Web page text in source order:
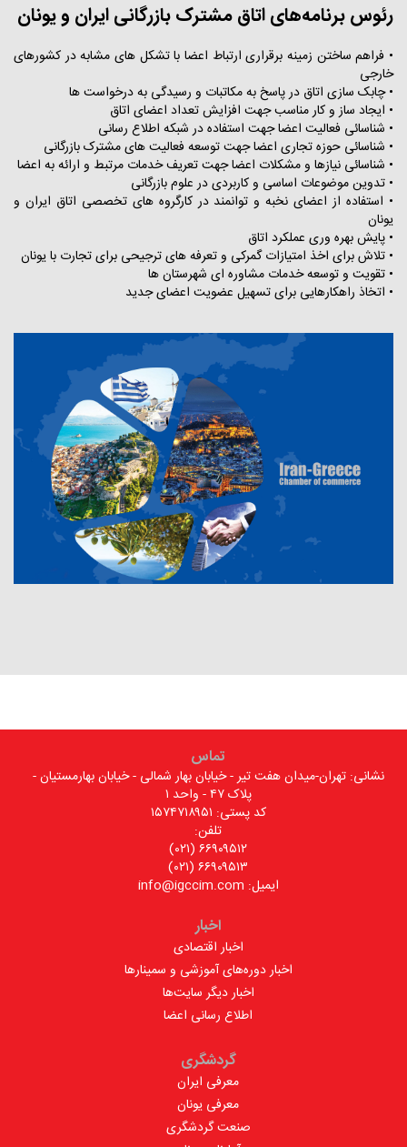
رئوس برنامه‌های اتاق مشترک بازرگانی ایران و یونان
• فراهم ساختن زمینه برقراری ارتباط اعضا با تشکل های مشابه در کشورهای
خارجی
• چابک سازی اتاق در پاسخ به مکاتبات و رسیدگی به درخواست ها
• ایجاد ساز و کار مناسب جهت افزایش تعداد اعضای اتاق
• شناسائی فعالیت اعضا جهت استفاده در شبکه اطلاع رسانی
• شناسائی حوزه تجاری اعضا جهت توسعه فعالیت های مشترک بازرگانی
• شناسائی نیازها و مشکلات اعضا جهت تعریف خدمات مرتبط و ارائه به اعضا
• تدوین موضوعات اساسی و کاربردی در علوم بازرگانی
• استفاده از اعضای نخبه و توانمند در کارگروه های تخصصی اتاق ایران و
یونان
• پایش بهره وری عملکرد اتاق
• تلاش برای اخذ امتیازات گمرکی و تعرفه های ترجیحی برای تجارت با یونان
• تقویت و توسعه خدمات مشاوره ای شهرستان ها
• اتخاذ راهکارهایی برای تسهیل عضویت اعضای جدید
تماس
نشانی: تهران-میدان هفت تیر - خیابان بهار شمالی - خیابان بهارمستیان -
پلاک ۴۷ - واحد ۱
کد پستی: ۱۵۷۴۷۱۸۹۵۱
تلفن:
۶۶۹۰۹۵۱۲ (۰۲۱)
۶۶۹۰۹۵۱۳ (۰۲۱)
ایمیل: info@igccim.com
اخبار
اخبار اقتصادی
اخبار دوره‌های آموزشی و سمینارها
اخبار دیگر سایت‌ها
اطلاع رسانی اعضا
گردشگری
معرفی ایران
معرفی یونان
صنعت گردشگری